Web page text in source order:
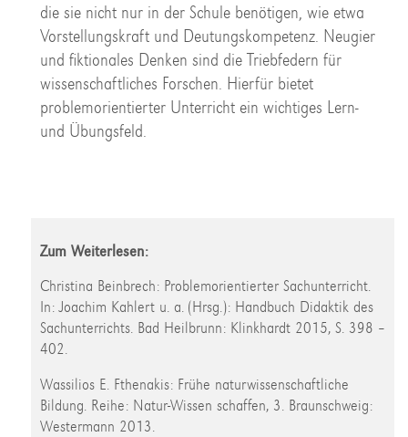
die sie nicht nur in der Schule benötigen, wie etwa
Vorstellungskraft und Deutungskompetenz. Neugier
und fiktionales Denken sind die Triebfedern für
wissenschaftliches Forschen. Hierfür bietet
problemorientierter Unterricht ein wichtiges Lern-
und Übungsfeld.
Zum Weiterlesen:
Christina Beinbrech: Problemorientierter Sachunterricht.
In: Joachim Kahlert u. a. (Hrsg.): Handbuch Didaktik des
Sachunterrichts. Bad Heilbrunn: Klinkhardt 2015, S. 398 –
402.
Wassilios E. Fthenakis: Frühe naturwissenschaftliche
Bildung. Reihe: Natur-Wissen schaffen, 3. Braunschweig:
Westermann 2013.